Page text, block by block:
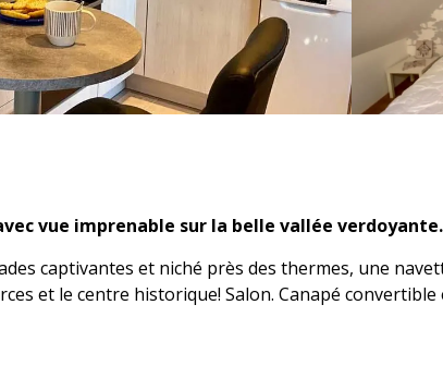
vue imprenable sur la belle vallée verdoyante.
captivantes et niché près des thermes, une
et le centre historique! Salon. Canapé convertible